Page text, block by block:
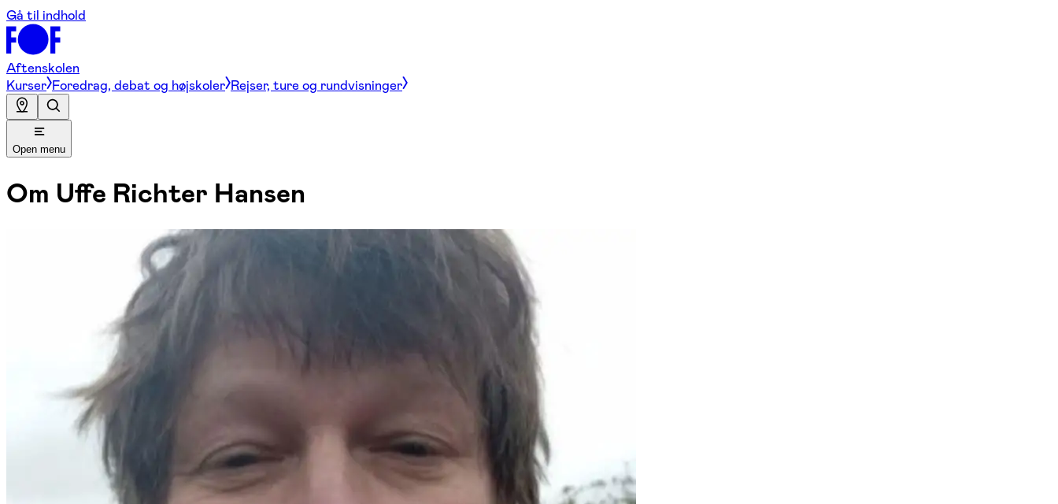
Gå til indhold
Aftenskolen
Kurser Foredrag, debat og højskoler Rejser, ture og rundvisninger
Open menu
Om Uffe Richter Hansen